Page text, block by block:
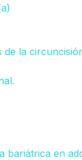
de la
bariátrica en